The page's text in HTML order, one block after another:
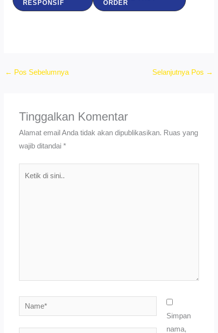
RESPONSIF
ORDER
← Pos Sebelumnya Selanjutnya Pos →
Tinggalkan Komentar
Alamat email Anda tidak akan dipublikasikan. Ruas yang
wajib ditandai*
Name*
Simpan
nama,